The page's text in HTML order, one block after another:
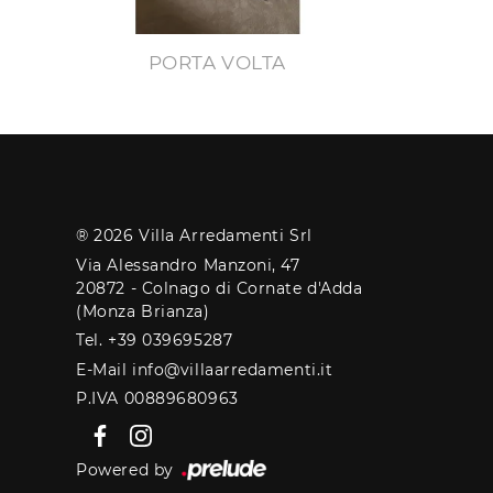
PORTA VOLTA
® 2026 Villa Arredamenti Srl
Via Alessandro Manzoni, 47
20872 - Colnago di Cornate d'Adda
(Monza Brianza)
Tel. +39 039695287
E-Mail info@villaarredamenti.it
P.IVA 00889680963
Powered by